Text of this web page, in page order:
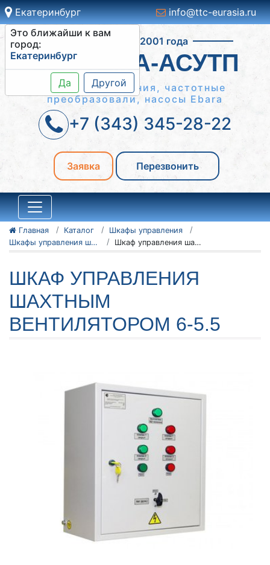
Екатеринбург
Это ближайши к вам
город:
Екатеринбург
Да Другой
info@ttc-eurasia.ru
Работаем с 2001 года
СИСТЕМА-АСУТП
Шкафы управления, частотные
преобразовали, насосы Ebara
+7 (343) 345-28-22
Заявка Перезвонить
Главная Каталог
Шкафы управления
Шкафы управления шахтными вентиляторами
Шкаф управления шахтным вентилятором 6-5.5
ШКАФ УПРАВЛЕНИЯ
ШАХТНЫМ
ВЕНТИЛЯТОРОМ 6-5.5